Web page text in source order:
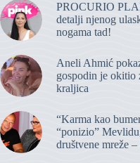
PROCURIO
detalji njenog
nogama tad!
Aneli Ahmić
gospodin je okitio
kraljica
“Karma kao
“ponizio”
društvene mreže